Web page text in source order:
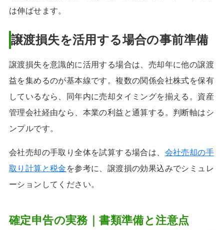
は伸ばせます。
譲渡損失を活用する場合の事前準備
譲渡損失を意識的に活用する場合は、売却年に他の譲渡
益を集めるのが基本線です。複数の関係会社株式を保有
しているなら、同年内に売却タイミングを揃える。資産
管理会社経由なら、本業の利益と通算する。判断軸はシ
ンプルです。
会社売却の手取り全体を試算する場合は、 会社売却の手
取り計算と税金 を参考に、譲渡損の効果込みでシミュレ
ーションしてください。
確定申告の実務｜書類準備と注意点